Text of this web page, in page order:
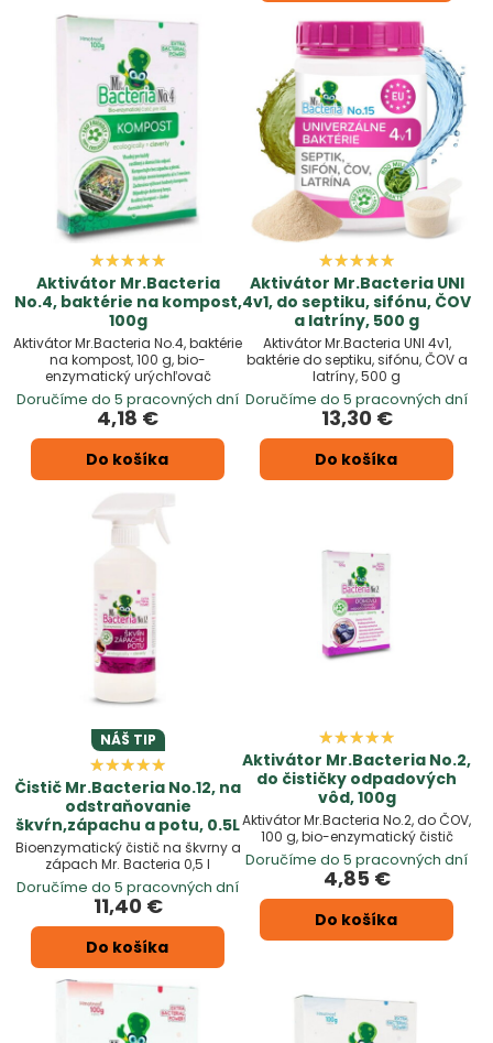
Aktivátor Mr.Bacteria
No.4, baktérie na kompost,
100g
Aktivátor Mr.Bacteria No.4, baktérie
na kompost, 100 g, bio-
enzymatický urýchľovač
Doručíme do 5 pracovných dní
4,18 €
Do košíka
Aktivátor Mr.Bacteria UNI
4v1, do septiku, sifónu, ČOV
a latríny, 500 g
Aktivátor Mr.Bacteria UNI 4v1,
baktérie do septiku, sifónu, ČOV a
latríny, 500 g
Doručíme do 5 pracovných dní
13,30 €
Do košíka
NÁŠ TIP
Čistič Mr.Bacteria No.12, na
odstraňovanie
škvŕn,zápachu a potu, 0.5L
Bioenzymatický čistič na škvrny a
zápach Mr. Bacteria 0,5 l
Doručíme do 5 pracovných dní
11,40 €
Do košíka
Aktivátor Mr.Bacteria No.2,
do čističky odpadových
vôd, 100g
Aktivátor Mr.Bacteria No.2, do ČOV,
100 g, bio-enzymatický čistič
Doručíme do 5 pracovných dní
4,85 €
Do košíka